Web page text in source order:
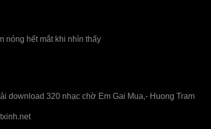
nóng hết mắt khi nhìn thấy
download 320 nhạc chờ Em Gai Mua,- Huong Tram